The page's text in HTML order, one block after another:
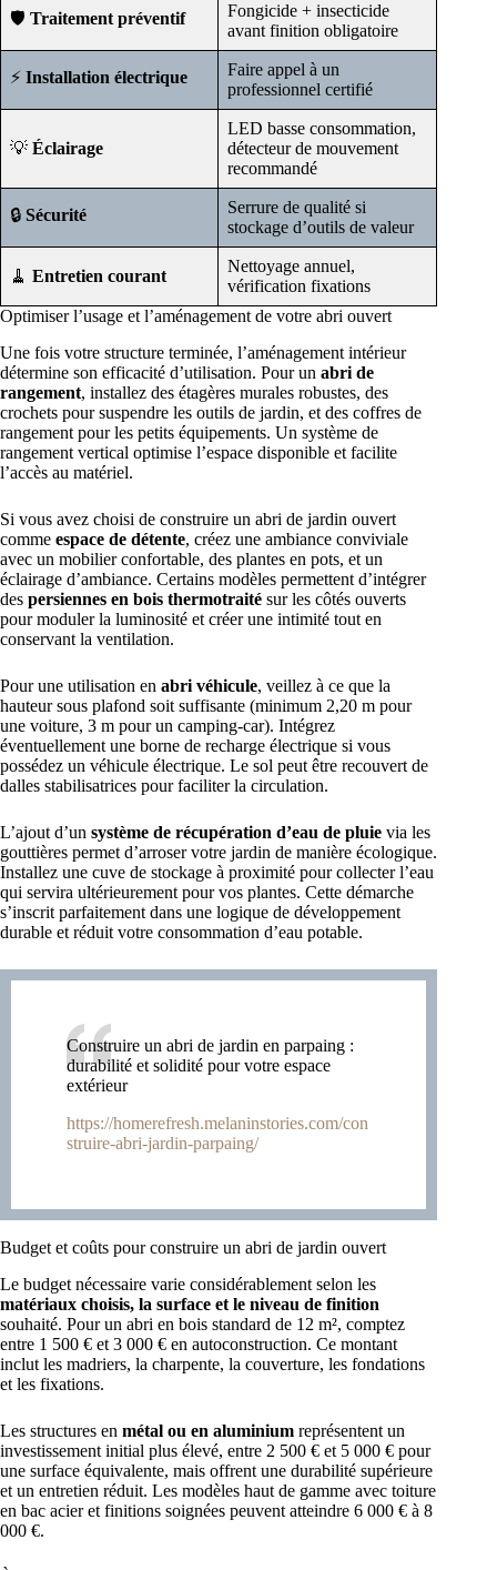
🛡️ Traitement préventif
Fongicide + insecticide
avant finition obligatoire
⚡ Installation électrique
Faire appel à un
professionnel certifié
💡 Éclairage
LED basse consommation,
détecteur de mouvement
recommandé
🔒 Sécurité
Serrure de qualité si
stockage d’outils de valeur
🧹 Entretien courant
Nettoyage annuel,
vérification fixations
Optimiser l’usage et l’aménagement de votre abri ouvert
Une fois votre structure terminée, l’aménagement intérieur
détermine son efficacité d’utilisation. Pour un abri de
rangement, installez des étagères murales robustes, des
crochets pour suspendre les outils de jardin, et des coffres de
rangement pour les petits équipements. Un système de
rangement vertical optimise l’espace disponible et facilite
l’accès au matériel.
Si vous avez choisi de construire un abri de jardin ouvert
comme espace de détente, créez une ambiance conviviale
avec un mobilier confortable, des plantes en pots, et un
éclairage d’ambiance. Certains modèles permettent d’intégrer
des persiennes en bois thermotraité sur les côtés ouverts
pour moduler la luminosité et créer une intimité tout en
conservant la ventilation.
Pour une utilisation en abri véhicule, veillez à ce que la
hauteur sous plafond soit suffisante (minimum 2,20 m pour
une voiture, 3 m pour un camping-car). Intégrez
éventuellement une borne de recharge électrique si vous
possédez un véhicule électrique. Le sol peut être recouvert de
dalles stabilisatrices pour faciliter la circulation.
L’ajout d’un système de récupération d’eau de pluie via les
gouttières permet d’arroser votre jardin de manière écologique.
Installez une cuve de stockage à proximité pour collecter l’eau
qui servira ultérieurement pour vos plantes. Cette démarche
s’inscrit parfaitement dans une logique de développement
durable et réduit votre consommation d’eau potable.
Construire un abri de jardin en parpaing :
durabilité et solidité pour votre espace
extérieur
https://homerefresh.melaninstories.com/con
struire-abri-jardin-parpaing/
Budget et coûts pour construire un abri de jardin ouvert
Le budget nécessaire varie considérablement selon les
matériaux choisis, la surface et le niveau de finition
souhaité. Pour un abri en bois standard de 12 m², comptez
entre 1 500 € et 3 000 € en autoconstruction. Ce montant
inclut les madriers, la charpente, la couverture, les fondations
et les fixations.
Les structures en métal ou en aluminium représentent un
investissement initial plus élevé, entre 2 500 € et 5 000 € pour
une surface équivalente, mais offrent une durabilité supérieure
et un entretien réduit. Les modèles haut de gamme avec toiture
en bac acier et finitions soignées peuvent atteindre 6 000 € à 8
000 €.